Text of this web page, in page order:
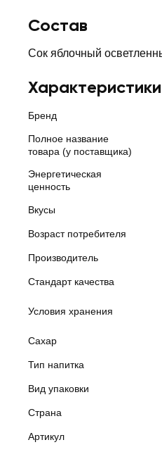
Состав
Сок яблочный
Характеристики
Бренд
Полное название
товара (у поставщика)
Энергетическая
ценность
Вкусы
Возраст потребителя
Производитель
Стандарт качества
Условия хранения
Сахар
Тип напитка
Вид упаковки
Страна
Артикул